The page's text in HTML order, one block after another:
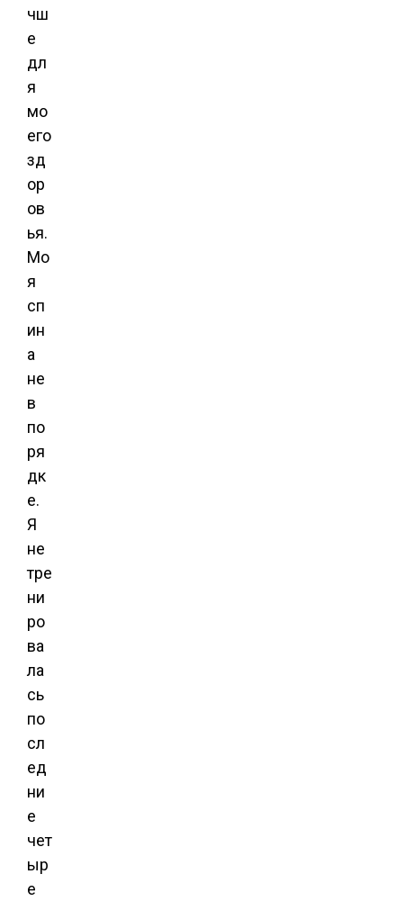
чш
е
дл
я
мо
его
зд
ор
ов
ья.
Мо
я
сп
ин
а
не
в
по
ря
дк
е.
Я
не
тре
ни
ро
ва
ла
сь
по
сл
ед
ни
е
чет
ыр
е